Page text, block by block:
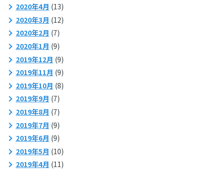
2020年4月 (13)
2020年3月 (12)
2020年2月 (7)
2020年1月 (9)
2019年12月 (9)
2019年11月 (9)
2019年10月 (8)
2019年9月 (7)
2019年8月 (7)
2019年7月 (9)
2019年6月 (9)
2019年5月 (10)
2019年4月 (11)